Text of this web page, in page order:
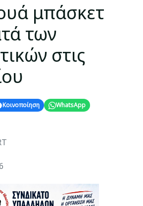
μπάσκετ
των
στις
Κοινοποίηση
WhatsApp